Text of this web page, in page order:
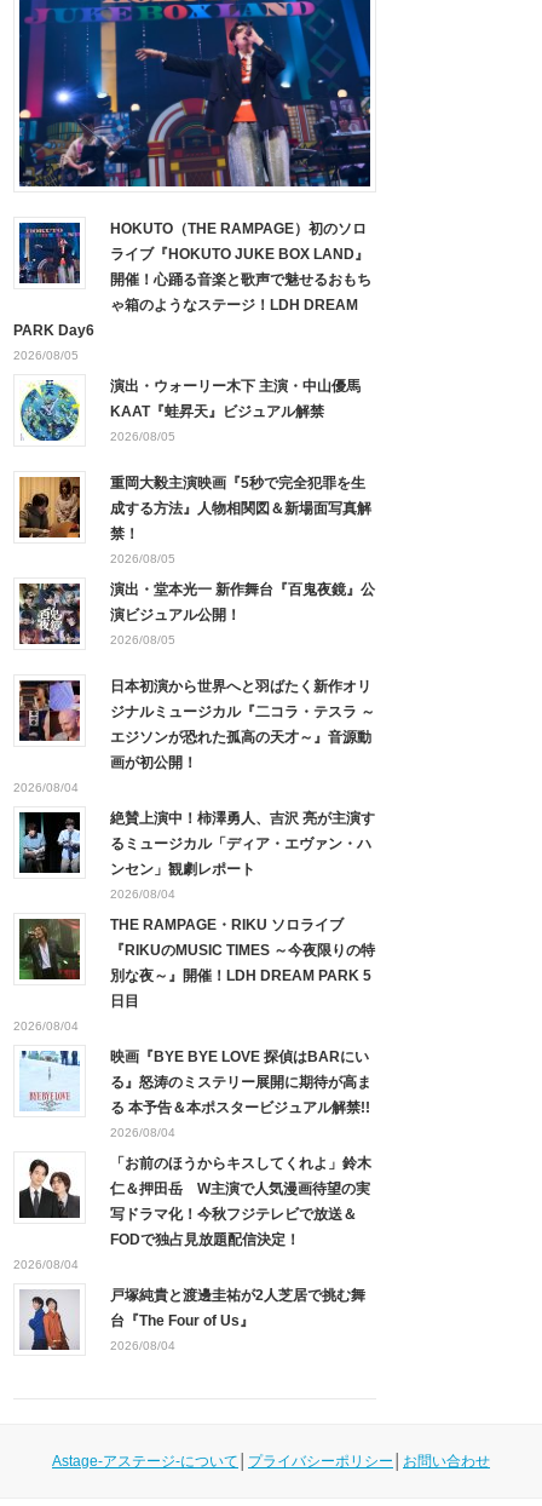
HOKUTO（THE RAMPAGE）初のソロ
ライブ『HOKUTO JUKE BOX LAND』
開催！心踊る音楽と歌声で魅せるおもち
ゃ箱のようなステージ！LDH DREAM
PARK Day6
2026/08/05
演出・ウォーリー木下 主演・中山優馬
KAAT『蛙昇天』ビジュアル解禁
2026/08/05
重岡大毅主演映画『5秒で完全犯罪を生
成する方法』人物相関図＆新場面写真解
禁！
2026/08/05
演出・堂本光一 新作舞台『百鬼夜鏡』公
演ビジュアル公開！
2026/08/05
日本初演から世界へと羽ばたく新作オリ
ジナルミュージカル『二コラ・テスラ ～
エジソンが恐れた孤高の天才～』音源動
画が初公開！
2026/08/04
絶賛上演中！柿澤勇人、吉沢 亮が主演す
るミュージカル「ディア・エヴァン・ハ
ンセン」観劇レポート
2026/08/04
THE RAMPAGE・RIKU ソロライブ
『RIKUのMUSIC TIMES ～今夜限りの特
別な夜～』開催！LDH DREAM PARK 5
日目
2026/08/04
映画『BYE BYE LOVE 探偵はBARにい
る』怒涛のミステリー展開に期待が高ま
る 本予告＆本ポスタービジュアル解禁!!
2026/08/04
「お前のほうからキスしてくれよ」鈴木
仁＆押田岳 W主演で人気漫画待望の実
写ドラマ化！今秋フジテレビで放送＆
FODで独占見放題配信決定！
2026/08/04
戸塚純貴と渡邊圭祐が2人芝居で挑む舞
台『The Four of Us』
2026/08/04
Astage-アステージ-について プライバシーポリシー お問い合わせ